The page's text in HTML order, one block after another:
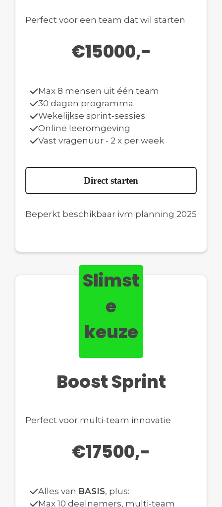
Perfect voor een team dat wil starten
€15000,-
Max 8 mensen uit één team
30 dagen programma.
Wekelijkse sprint-sessies
Online leeromgeving
Vast vragenuur - 2 x per week
Direct starten
Beperkt beschikbaar ivm planning 2025
Slimst
e
keuze
Boost Sprint
Perfect voor multi-team innovatie
€17500,-
Alles van BASIS, plus:
Max 10 deelnemers, multi-team